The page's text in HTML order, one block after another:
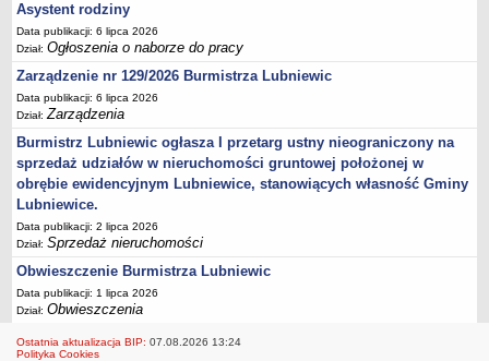
odprowadzania ścieków
Raport o stanie gminy Lubniewice
Zabytki gminne
PRZESTRZENNEGO
Zagospodarowanie przestrzenne
0_Studium
Plan ogólny
Plan ogólny - opiniowanie i uzgadnianie
Plan ogólny - Konsultacje społeczne
MPZP.1_IV.11.98
MPZP.2_XIV.105.2000
MPZP.4_XXVII.234.2010
Asystent rodziny
Data publikacji: 6 lipca 2026
Dział:Ogłoszenia o naborze do pracy
Zarządzenie nr 129/2026 Burmistrza Lubniewic
Data publikacji: 6 lipca 2026
Dział:Zarządzenia
Burmistrz Lubniewic ogłasza I przetarg ustny nieograniczony na
sprzedaż udziałów w nieruchomości gruntowej położonej w
obrębie ewidencyjnym Lubniewice, stanowiących własność Gminy
Lubniewice.
Data publikacji: 2 lipca 2026
Dział:Sprzedaż nieruchomości
Obwieszczenie Burmistrza Lubniewic
Data publikacji: 1 lipca 2026
Dział:Obwieszczenia
Ostatnia aktualizacja BIP: 07.08.2026 13:24
Polityka Cookies